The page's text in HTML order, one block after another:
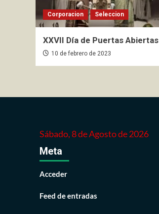
Corporacion Seleccion
XXVII Día de Puertas Abiertas
10 de febrero de 2023
Sábado, 8 de Agosto de 2026
Meta
Acceder
Feed de entradas